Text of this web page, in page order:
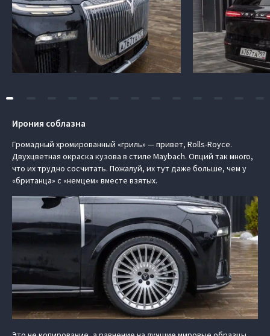
Ирония соблазна
Громадный хромированный «гриль» — привет, Rolls-Royce.
Двухцветная окраска кузова в стиле Maybach. Опций так много,
что их трудно сосчитать. Пожалуй, их тут даже больше, чем у
«британца» с «немцем» вместе взятых.